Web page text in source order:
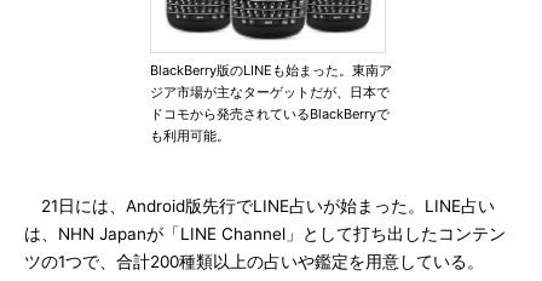
BlackBerry版のLINEも始まった。東南ア
ジア市場が主なターゲットだが、日本で
ドコモから発売されているBlackBerryで
も利用可能。
21日には、Android版先行でLINE占いが始まった。LINE占い
は、NHN Japanが「LINE Channel」として打ち出したコンテン
ツの1つで、合計200種類以上の占いや鑑定を用意している。